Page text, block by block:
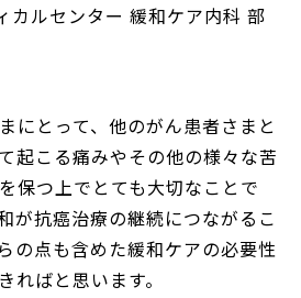
カルセンター 緩和ケア内科 部
にとって、他のがん患者さまと
起こる痛みやその他の様々な苦
保つ上でとても大切なことで
が抗癌治療の継続につながるこ
の点も含めた緩和ケアの必要性
ればと思います。